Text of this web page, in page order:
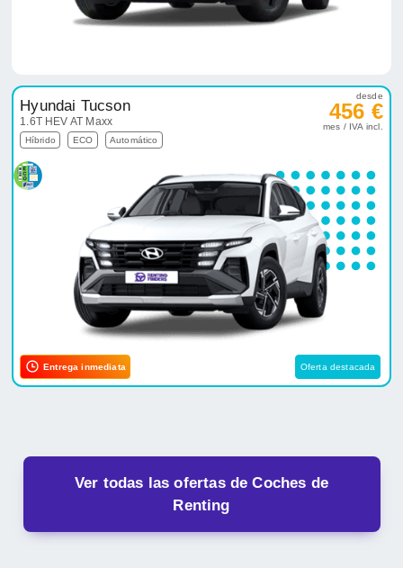
Hyundai Tucson
1.6T HEV AT Maxx
Híbrido ECO Automático
desde
456 €
mes / IVA incl.
Entrega inmediata Oferta destacada
Ver todas las ofertas de Coches de
Renting